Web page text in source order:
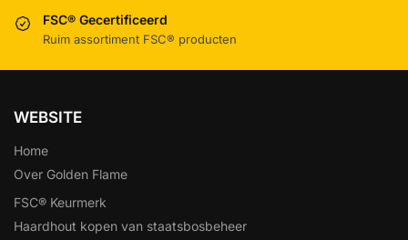
FSC® Gecertificeerd
Ruim assortiment FSC® producten
WEBSITE
Home
Over Golden Flame
FSC® Keurmerk
Haardhout kopen van staatsbosbeheer